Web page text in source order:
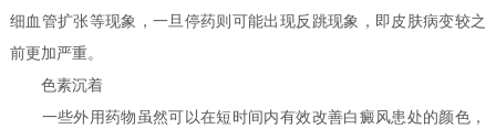
细血管扩张等现象，一旦停药则可能出现反跳现象，即皮肤病变较之
前更加严重。
色素沉着
一些外用药物虽然可以在短时间内有效改善白癜风患处的颜色，